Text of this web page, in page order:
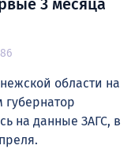
3 месяца
области на
губернатор
на данные ЗАГС, в